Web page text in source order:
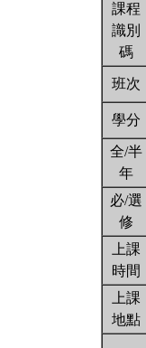
課程
識別
碼
班次
學分
全/半
年
必/選
修
上課
時間
上課
地點